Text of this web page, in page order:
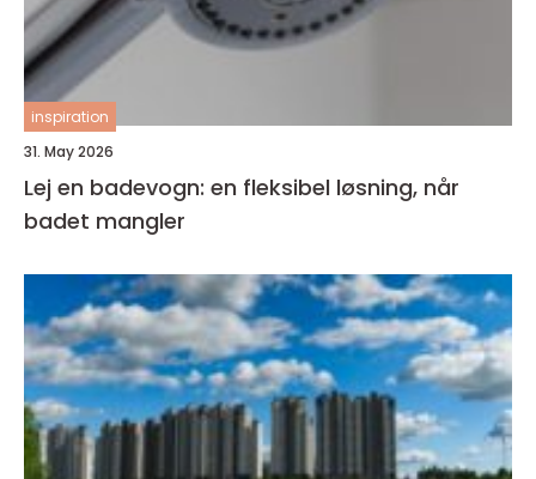
inspiration
31. May 2026
Lej en badevogn: en fleksibel løsning, når
badet mangler